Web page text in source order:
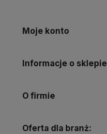
Moje konto
Informacje o sklepie
O firmie
Oferta dla branż: